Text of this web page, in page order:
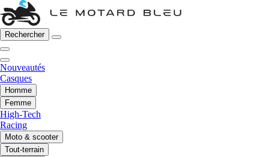
Rechercher
Nouveautés
Casques
Homme
Femme
High-Tech
Racing
Moto & scooter
Tout-terrain